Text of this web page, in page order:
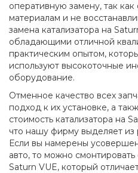
оперативную замену, так
материалам и не
замена катализатора на
обладающими отличной
практическим опытом,
используют высокоточные
оборудование.
Отменное качество всех
подход к их установке, а
стоимость катализатора на
что нашу фирму выделяет из
Если вы намерены
авто, то можно
Saturn VUE, который